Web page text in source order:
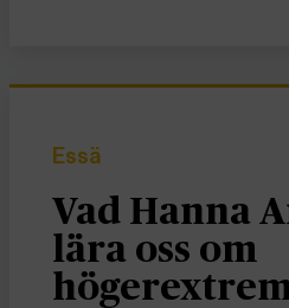
Essä
Vad Hanna
lära oss om